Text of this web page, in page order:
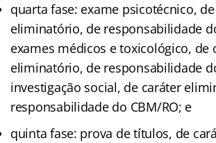
quarta fase: exame psicotécnico,
eliminatório, de responsabilidade
exames médicos e toxicológico, de
eliminatório, de responsabilidade
investigação social, de caráter
responsabilidade do CBM/RO; e
quinta fase: prova de títulos, de